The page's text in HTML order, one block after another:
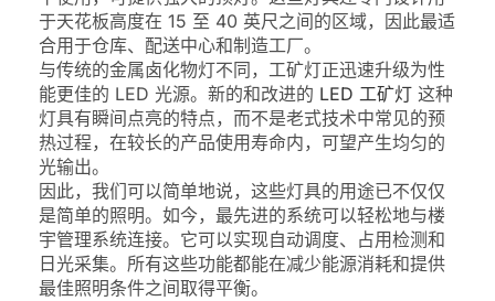
于天花板高度在 15 至 40 英尺之间的区域，因此最适
合用于仓库、配送中心和制造工厂。
与传统的金属卤化物灯不同，工矿灯正迅速升级为性
能更佳的 LED 光源。新的和改进的 LED 工矿灯 这种
灯具有瞬间点亮的特点，而不是老式技术中常见的预
热过程，在较长的产品使用寿命内，可望产生均匀的
光输出。
因此，我们可以简单地说，这些灯具的用途已不仅仅
是简单的照明。如今，最先进的系统可以轻松地与楼
宇管理系统连接。它可以实现自动调度、占用检测和
日光采集。所有这些功能都能在减少能源消耗和提供
最佳照明条件之间取得平衡。